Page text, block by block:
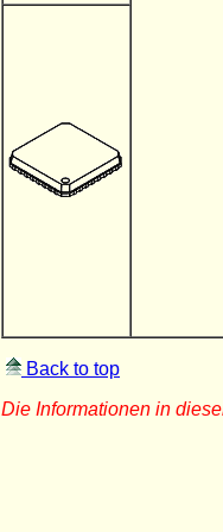
Back to top
Die Informationen in